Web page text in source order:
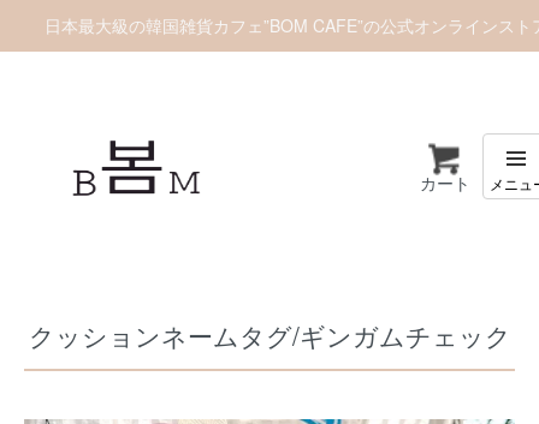
日本最大級の韓国雑貨カフェ”BOM CAFE”の公式オンラインスト
カート
クッションネームタグ/ギンガムチェック